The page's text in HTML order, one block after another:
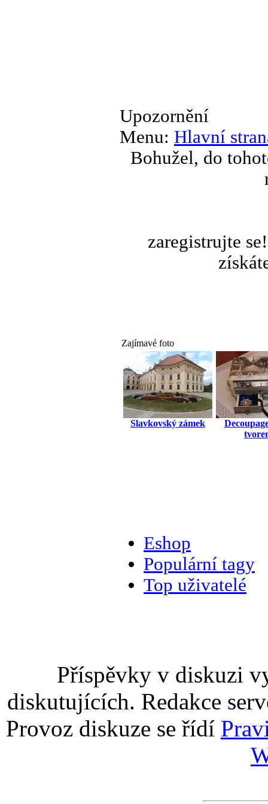
Upozornění
Menu: Hlavní
Bohužel, do
zaregistrujte
Zajímavé foto
Slavkovský zámek
Eshop
Populární tagy
Top uživatelé
Příspěvky v diskuzi
diskutujících. Redakce
Provoz diskuze se řídí